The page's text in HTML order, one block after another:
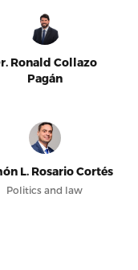
Ronald Collazo
Pagán
L. Rosario Cortés
Politics and law